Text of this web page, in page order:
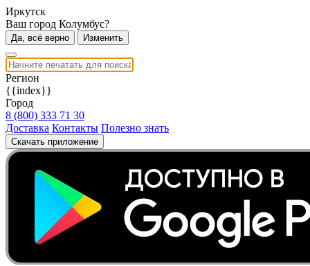
Иркутск
Ваш город Колумбус?
Да, всё верно Изменить
Регион
{{index}}
Город
8 (800) 333 71 30
Доставка Контакты Полезно знать
Скачать приложение